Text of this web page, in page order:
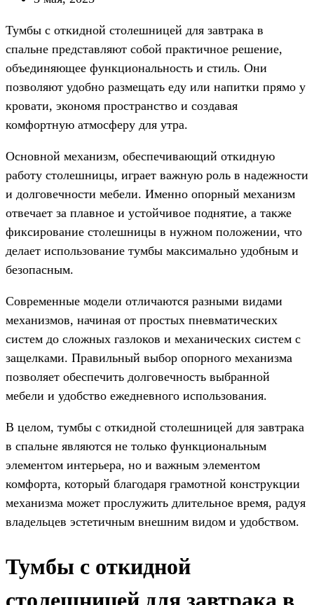
Тумбы с откидной столешницей для завтрака в
спальне представляют собой практичное решение,
объединяющее функциональность и стиль. Они
позволяют удобно размещать еду или напитки прямо у
кровати, экономя пространство и создавая
комфортную атмосферу для утра.
Основной механизм, обеспечивающий откидную
работу столешницы, играет важную роль в надежности
и долговечности мебели. Именно опорный механизм
отвечает за плавное и устойчивое поднятие, а также
фиксирование столешницы в нужном положении, что
делает использование тумбы максимально удобным и
безопасным.
Современные модели отличаются разными видами
механизмов, начиная от простых пневматических
систем до сложных газлоков и механических систем с
защелками. Правильный выбор опорного механизма
позволяет обеспечить долговечность выбранной
мебели и удобство ежедневного использования.
В целом, тумбы с откидной столешницей для завтрака
в спальне являются не только функциональным
элементом интерьера, но и важным элементом
комфорта, который благодаря грамотной конструкции
механизма может прослужить длительное время, радуя
владельцев эстетичным внешним видом и удобством.
Тумбы с откидной